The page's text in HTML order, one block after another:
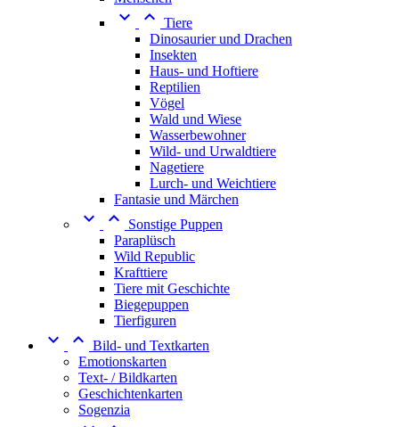
  Tiere
Dinosaurier und Drachen
Insekten
Haus- und Hoftiere
Reptilien
Vögel
Wald und Wiese
Wasserbewohner
Wild- und Urwaldtiere
Nagetiere
Lurch- und Weichtiere
Fantasie und Märchen
 
Sonstige Puppen
Paraplüsch
Wild Republic
Krafttiere
Tiere mit Geschichte
Biegepuppen
Tierfiguren
  Bild- und Textkarten
Emotionskarten
Text- / Bildkarten
Geschichtenkarten
Sogenzia